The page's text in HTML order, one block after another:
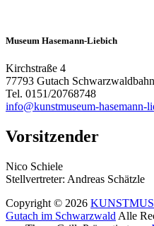
Museum Hasemann-Liebich
Kirchstraße 4
77793 Gutach Schwarzwaldbahn
Tel. 0151/20768748
info@kunstmuseum-hasemann-
Vorsitzender
Nico Schiele
Stellvertreter: Andreas Schätzle
Copyright © 2026
Gutach im Schwarzwald Alle